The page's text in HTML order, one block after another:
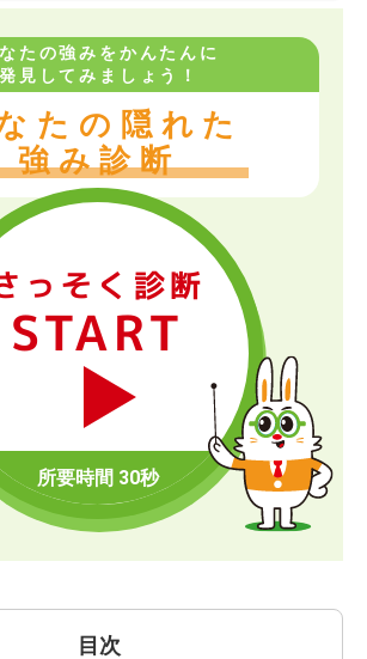
たの強みをかんたんに
発見してみましょう！
たの隠れた
強み診断
っそく診断
START
目次